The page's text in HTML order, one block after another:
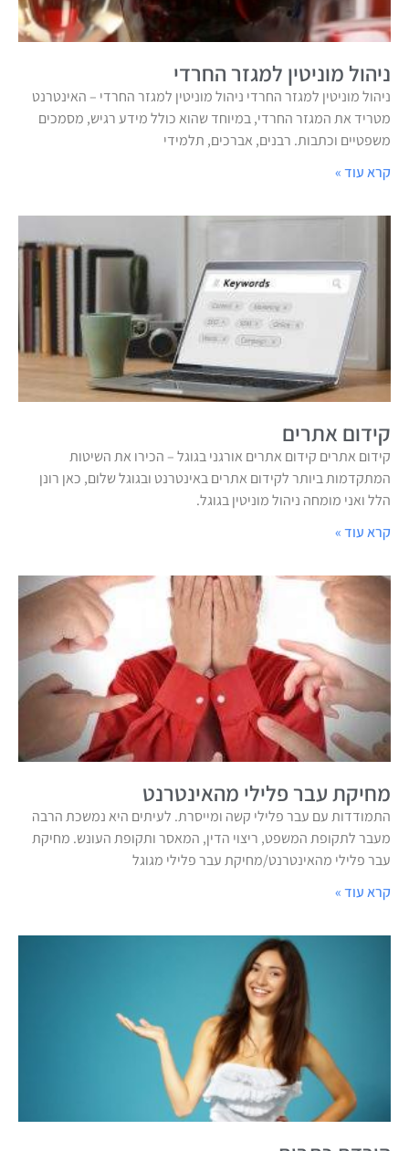
ניהול מוניטין למגזר החרדי
ניהול מוניטין למגזר החרדי ניהול מוניטין למגזר החרדי – האינטרנט
מטריד את המגזר החרדי, במיוחד שהוא כולל מידע רגיש, מסמכים
משפטיים וכתבות. רבנים, אברכים, תלמידי
קרא עוד »
קידום אתרים
קידום אתרים קידום אתרים אורגני בגוגל – הכירו את השיטות
המתקדמות ביותר לקידום אתרים באינטרנט ובגוגל שלום, כאן רונן
הלל ואני מומחה ניהול מוניטין בגוגל.
קרא עוד »
מחיקת עבר פלילי מהאינטרנט
התמודדות עם עבר פלילי קשה ומייסרת. לעיתים היא נמשכת הרבה
מעבר לתקופת המשפט, ריצוי הדין, המאסר ותקופת העונש. מחיקת
עבר פלילי מהאינטרנט/מחיקת עבר פלילי מגוגל
קרא עוד »